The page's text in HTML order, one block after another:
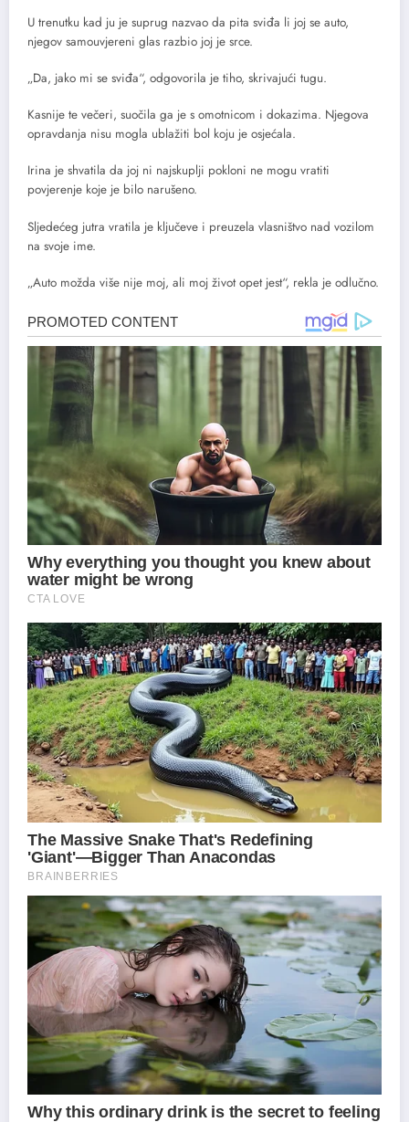
U trenutku kad ju je suprug nazvao da pita sviđa li joj se auto,
njegov samouvjereni glas razbio joj je srce.
„Da, jako mi se sviđa“, odgovorila je tiho, skrivajući tugu.
Kasnije te večeri, suočila ga je s omotnicom i dokazima. Njegova
opravdanja nisu mogla ublažiti bol koju je osjećala.
Irina je shvatila da joj ni najskuplji pokloni ne mogu vratiti
povjerenje koje je bilo narušeno.
Sljedećeg jutra vratila je ključeve i preuzela vlasništvo nad vozilom
na svoje ime.
„Auto možda više nije moj, ali moj život opet jest“, rekla je odlučno.